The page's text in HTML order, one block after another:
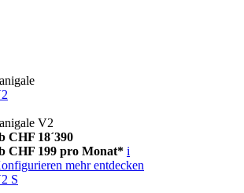
V2
CHF 18´390
CHF 199 pro Monat* i
mehr entdecken
S